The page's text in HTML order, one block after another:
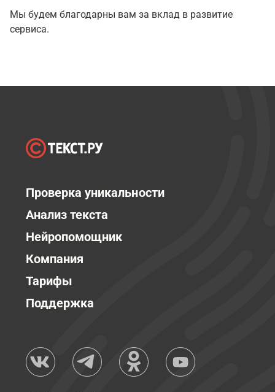
Мы будем благодарны вам за вклад в развитие
сервиса.
Проверка уникальности
Анализ текста
Нейропомощник
Компания
Тарифы
Поддержка